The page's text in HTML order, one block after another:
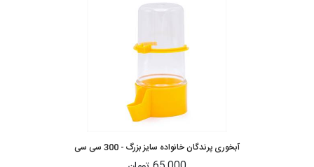
آبخوری پرندگان خانواده سایز بزرگ - 300 سی سی